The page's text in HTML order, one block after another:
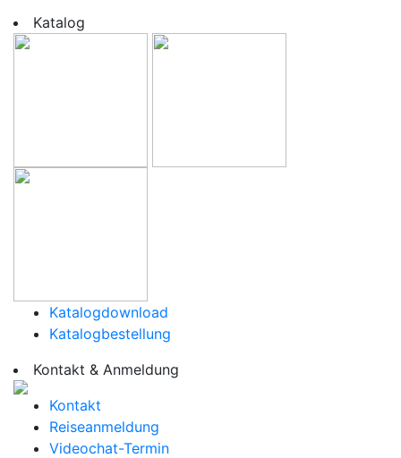
Katalog
Katalogdownload
Katalogbestellung
Kontakt & Anmeldung
Kontakt
Reiseanmeldung
Videochat-Termin